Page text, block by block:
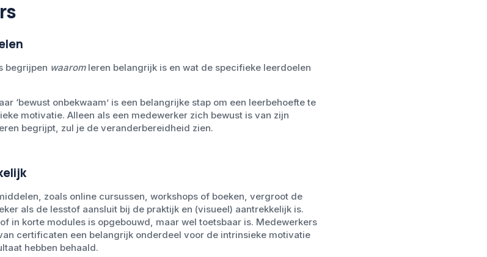
begrijpen waaromleren belangrijk is en wat de specifieke leerdoelen
‘bewust onbekwaam’ is een belangrijke stap om een leerbehoefte te
motivatie. Alleen als een medewerker zich bewust is van zijn
begrijpt, zul je de veranderbereidheid zien.
zoals online cursussen, workshops of boeken, vergroot de
als de lesstof aansluit bij de praktijk en (visueel) aantrekkelijk is.
in korte modules is opgebouwd, maar wel toetsbaar is. Medewerkers
certificaten een belangrijk onderdeel voor de intrinsieke motivatie
hebben behaald.